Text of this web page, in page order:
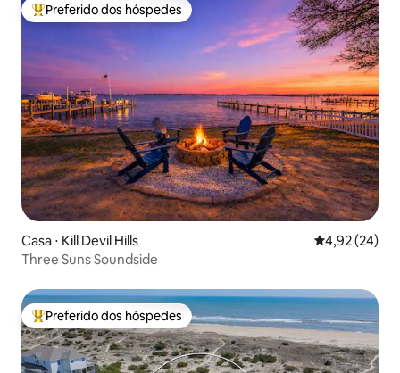
Entre os melhores preferidos dos hóspedes
Preferido dos hóspedes
Casa ⋅ Kill Devil Hills 4,92 de uma
4,92 (24)
Three Suns Soundside
Entre os melhores preferidos dos hóspedes
Preferido dos hóspedes